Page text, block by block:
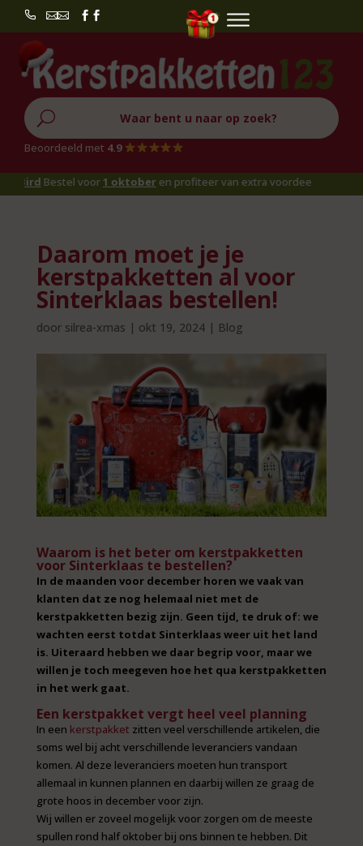
 
U
Beoordeeld met 4.9
Bestel voor 1 oktoberen profiteer van extra voordeel!
Daarom moet je je
kerstpakketten al voor
Sinterklaas bestellen!
door silrea-xmas | okt 19, 2024| Blog
Waarom is het beter om kerstpakketten
voor Sinterklaas te bestellen?
In de maanden voor december horen we vaak van
klanten dat ze nog helemaal niet met de
kerstpakketten bezig zijn. Geen tijd, te druk of: we
wachten eerst totdat Sinterklaas weer uit het land
is. Uiteraard hebben we daar begrip voor, maar we
willen je toch meegeven hoe het qua kerstpakketten
in het werk gaat.
Een kerstpakket vergt heel veel planning
In een kerstpakket zitten veel verschillende artikelen, die
soms wel bij acht verschillende leveranciers vandaan
komen. Al deze leveranciers moeten hun transport
allemaal in kunnen plannen en daarbij willen ze graag de
grote hoos in december voor zijn.
Wij willen er zoveel mogelijk voor zorgen om de meeste
spullen rond half oktober bij ons binnen te hebben. Dit